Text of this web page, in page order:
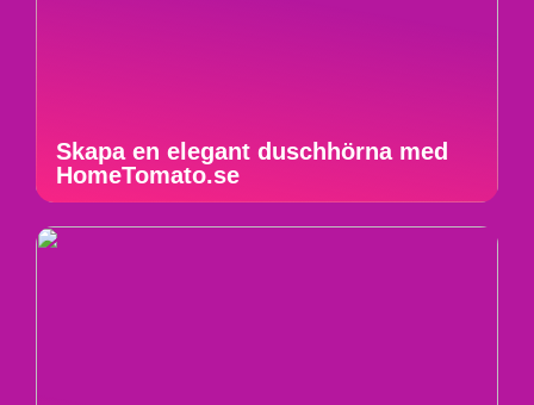
Skapa en elegant duschhörna med
HomeTomato.se